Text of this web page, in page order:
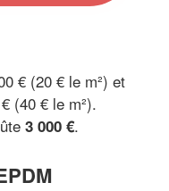
€ (20 € le m²) et
(40 € le m²).
3 000 €.